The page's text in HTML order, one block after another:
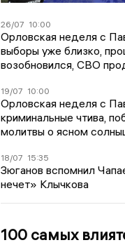
26/07 10:00
Орловская неделя с
выборы уже близко,
возобновился, СВО
19/07 10:00
Орловская неделя с
криминальные чтива,
молитвы о ясном
18/07 15:35
Зюганов вспомнил
нечет» Клычкова
100 самых